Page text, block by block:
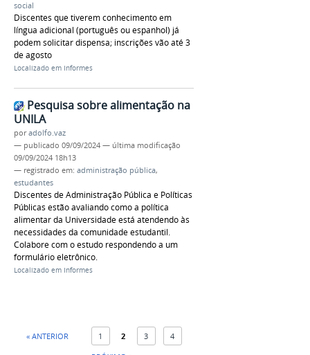
social
Discentes que tiverem conhecimento em
língua adicional (português ou espanhol) já
podem solicitar dispensa; inscrições vão até 3
de agosto
Localizado em Informes
Pesquisa sobre alimentação na
UNILA
poradolfo.vaz
— publicado 09/09/2024 — última modificação
09/09/2024 18h13
— registrado em: administração pública,
estudantes
Discentes de Administração Pública e Políticas
Públicas estão avaliando como a política
alimentar da Universidade está atendendo às
necessidades da comunidade estudantil.
Colabore com o estudo respondendo a um
formulário eletrônico.
Localizado em Informes
« ANTERIOR 1 2 3
4